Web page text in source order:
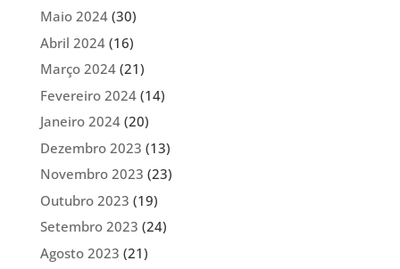
Maio 2024(30)
Abril 2024(16)
Março 2024(21)
Fevereiro 2024(14)
Janeiro 2024(20)
Dezembro 2023 (13)
Novembro 2023 (23)
Outubro 2023 (19)
Setembro 2023 (24)
Agosto 2023 (21)